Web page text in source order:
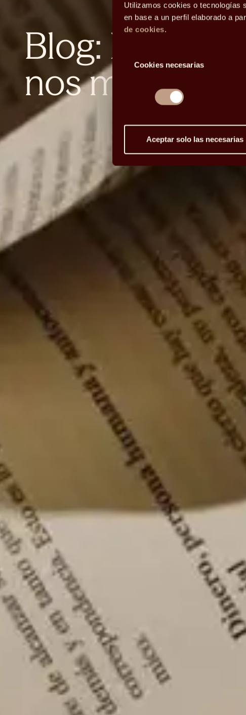
Utilizamos cookies o tecnologías
en base a un perfil elaborado a
de cookies.
de
consentimiento
Cookies necesarias
Aceptar solo las necesarias
Blog: la
nos mueve